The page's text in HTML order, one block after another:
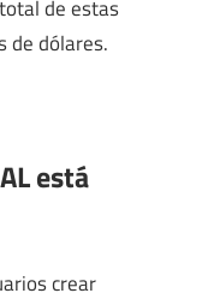
de estas
de dólares.
está
crear